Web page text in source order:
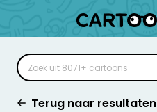
Terug naar resultaten